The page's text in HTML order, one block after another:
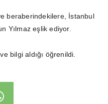
beraberindekilere, İstanbul
Yılmaz eşlik ediyor.
bilgi aldığı öğrenildi.